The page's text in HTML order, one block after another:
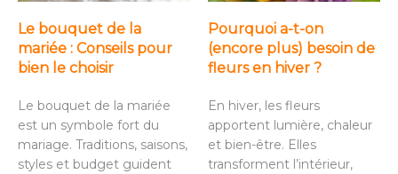
Le bouquet de la
mariée : Conseils pour
bien le choisir
Le bouquet de la mariée
est un symbole fort du
mariage. Traditions, saisons,
styles et budget guident
Pourquoi a-t-on
(encore plus) besoin de
fleurs en hiver ?
En hiver, les fleurs
apportent lumière, chaleur
et bien-être. Elles
transforment l’intérieur,